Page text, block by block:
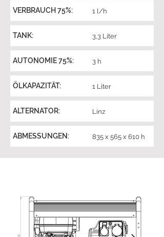
VERBRAUCH 75%: 1 l/h
TANK: 3,3 Liter
AUTONOMIE 75%: 3 h
ÖLKAPAZITÄT: 1 Liter
ALTERNATOR: Linz
ABMESSUNGEN: 835 x 565 x 610 h